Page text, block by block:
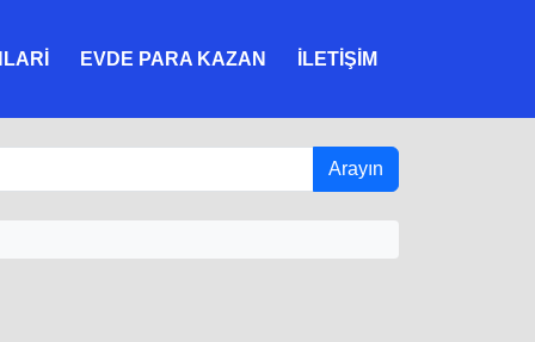
EVDE PARA KAZAN İLETIŞIM
Arayın